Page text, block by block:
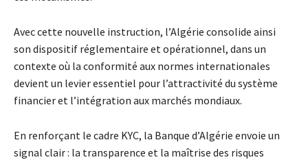
Avec cette nouvelle instruction, l’Algérie consolide ainsi
son dispositif réglementaire et opérationnel, dans un
contexte où la conformité aux normes internationales
devient un levier essentiel pour l’attractivité du système
financier et l’intégration aux marchés mondiaux.
En renforçant le cadre KYC, la Banque d’Algérie envoie un
signal clair : la transparence et la maîtrise des risques